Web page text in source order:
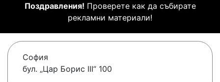
Поздравления! Проверете как да събирате
рекламни материали!
София
бул. „Цар Борис III“ 100